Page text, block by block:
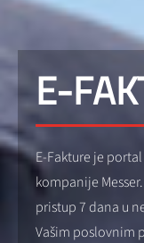
E-
E-Fakture je
kompanije
pristup 7 dana u
Vašim poslovnim